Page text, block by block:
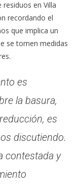
en Villa
recordando el
que implica un
se tomen medidas
es
la basura,
es
discutiendo.
contestada y